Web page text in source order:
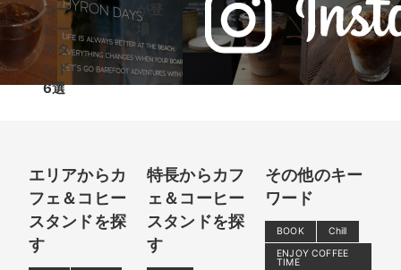
コー
ヒー
スタ
ンド
6選
が登
エリアからカ
フェ＆コヒー
スタンドを探
す
特長からカフ
ェ＆コーヒー
スタンドを探
す
その他のキー
ワード
BOOK
Chill
ENJOY COFFEE
TIME